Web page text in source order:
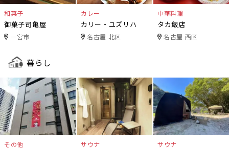
和菓子
御菓子司亀屋
一宮市
カレー
カリー・ユズリハ
名古屋 北区
中華料理
タカ飯店
名古屋 西区
暮らし
その他 サウナ サウナ